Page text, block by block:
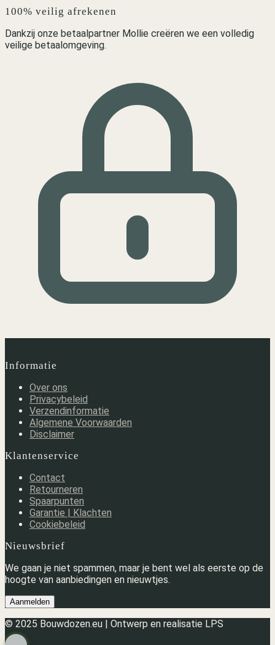
100% veilig afrekenen
Dankzij onze betaalpartner Mollie creëren we een volledig
veilige betaalomgeving.
Informatie
Over ons
Privacybeleid
Verzendinformatie
Algemene Voorwaarden
Disclaimer
Klantenservice
Contact
Retourneren
Spaarpunten
Garantie | Klachten
Cookiebeleid
Nieuwsbrief
We gaan je niet spammen, maar je bent wel als eerste op de
hoogte van aanbiedingen en nieuwtjes.
Aanmelden
© 2025 Bouwdozen.eu | Ontwerp en realisatie LPS